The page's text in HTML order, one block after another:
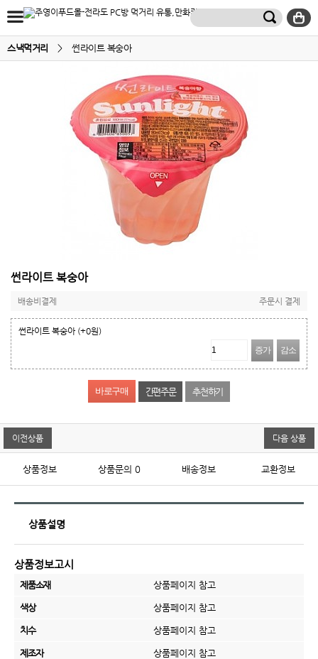
스낵먹거리 > 썬라이트 복숭아
썬라이트 복숭아
배송비결제 주문시 결제
썬라이트 복숭아 (+0원)
증가
감소
간편주문 추천하기
이전상품 다음 상품
상품정보 상품문의 0 배송정보 교환정보
상품설명
상품정보고시
제품소재 상품페이지 참고
색상 상품페이지 참고
치수 상품페이지 참고
제조자 상품페이지 참고